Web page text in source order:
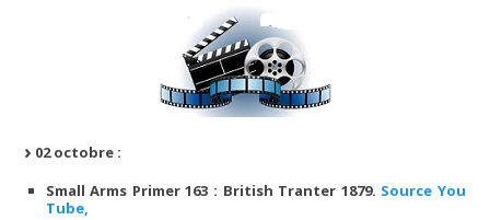
02 octobre :
Small Arms Primer 163 : British Tranter 1879. Source You
Tube,